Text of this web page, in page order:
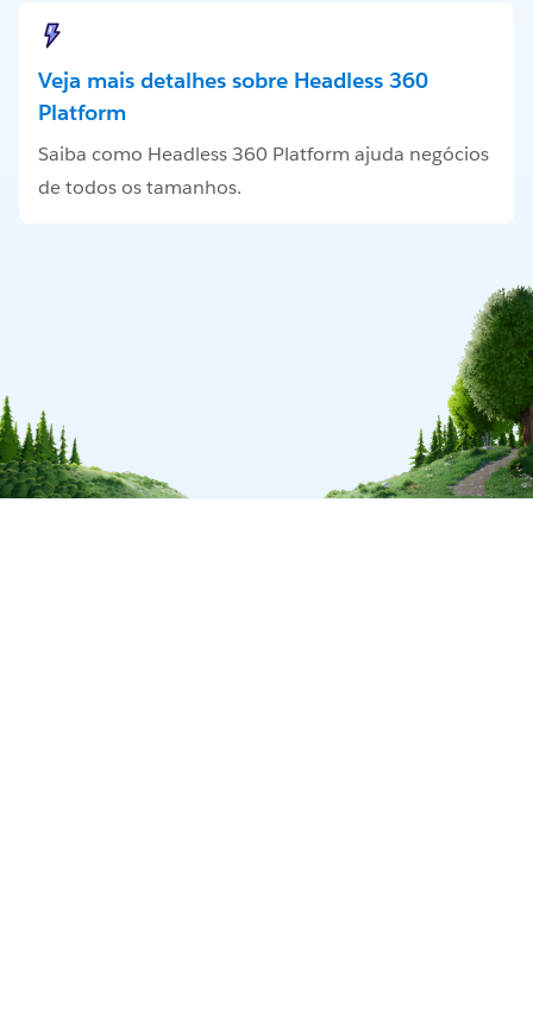
Veja mais detalhes sobre Headless 360
Platform
Saiba como Headless 360 Platform ajuda negócios
de todos os tamanhos.